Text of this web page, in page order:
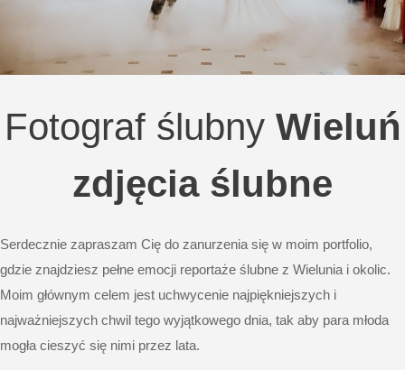
Fotograf ślubny Wieluń
zdjęcia ślubne
Serdecznie zapraszam Cię do zanurzenia się w moim portfolio,
gdzie znajdziesz pełne emocji reportaże ślubne z Wielunia i okolic.
Moim głównym celem jest uchwycenie najpiękniejszych i
najważniejszych chwil tego wyjątkowego dnia, tak aby para młoda
mogła cieszyć się nimi przez lata.